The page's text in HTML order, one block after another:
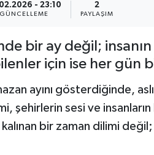
- 23:10
GÜNCELLEME
2
PAYLAŞIM
bir ay değil; insanın
için ise her gün
ayını gösterdiğinde,
şehirlerin sesi ve insanların
bir zaman dilimi değil;